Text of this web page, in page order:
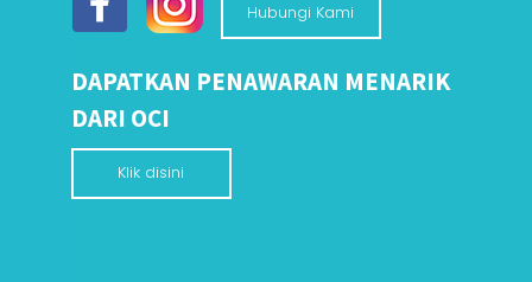
Hubungi Kami
DAPATKAN PENAWARAN MENARIK
DARI OCI
Klik disini